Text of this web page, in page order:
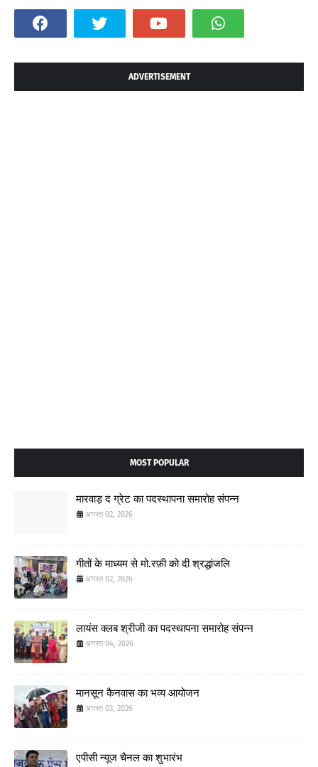
ADVERTISEMENT
MOST POPULAR
मारवाड़ द ग्रेट का पदस्थापना समारोह संपन्न
अगस्त 02, 2026
गीतों के माध्यम से मो.रफ़ी को दी श्रद्धांजलि
अगस्त 02, 2026
लायंस क्लब श्रीजी का पदस्थापना समारोह संपन्न
अगस्त 04, 2026
मानसून कैनवास का भव्य आयोजन
अगस्त 03, 2026
एपीसी न्यूज चैनल का शुभारंभ